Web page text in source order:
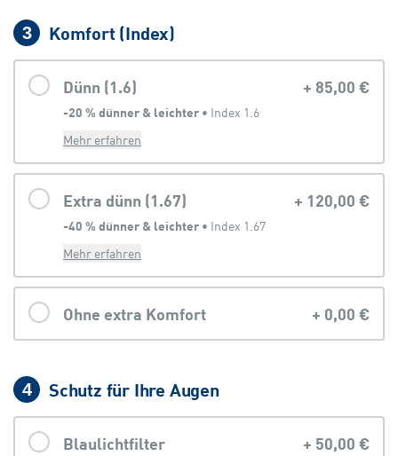
3 Komfort (Index)
Dünn (1.6) + 85,00 €
-20 % dünner & leichter • Index 1.6
Mehr erfahren
Extra dünn (1.67) + 120,00 €
-40 % dünner & leichter • Index 1.67
Mehr erfahren
Ohne extra Komfort + 0,00 €
4 Schutz für Ihre Augen
Blaulichtfilter + 50,00 €